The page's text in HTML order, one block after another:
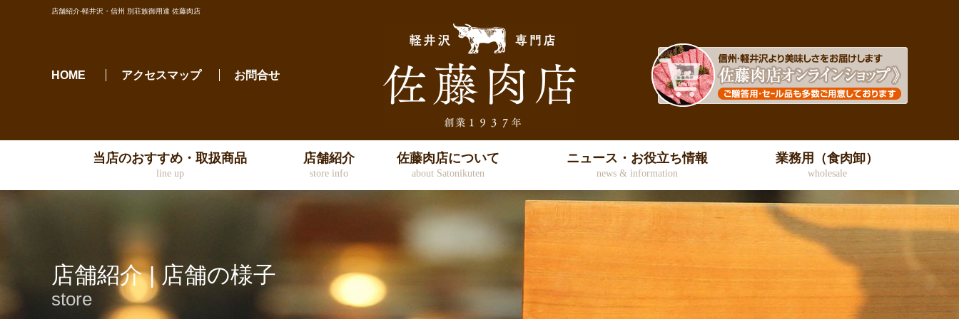
店舗紹介-軽井沢・信州 別荘族御用達 佐藤肉店
HOME アクセスマップ お問合せ
当店のおすすめ・取扱商品
line up
店舗紹介
store info
佐藤肉店について
about Satonikuten
ニュース・お役立ち情報
news & information
業務用（食肉卸）
wholesale
店舗紹介 | 店舗の様子
store